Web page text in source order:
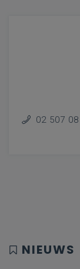
02 507
NIEUWS